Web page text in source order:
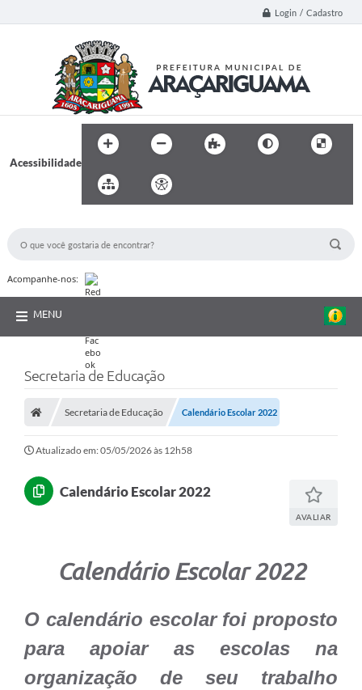
Login / Cadastro
Acessibilidade
Acompanhe-nos:
MENU
Secretaria de Educação
Secretaria de Educação Calendário Escolar 2022
Atualizado em: 05/05/2026 às 12h58
Calendário Escolar 2022
AVALIAR
Calendário Escolar 2022
O calendário escolar foi proposto
para apoiar as escolas na
organização de seu trabalho